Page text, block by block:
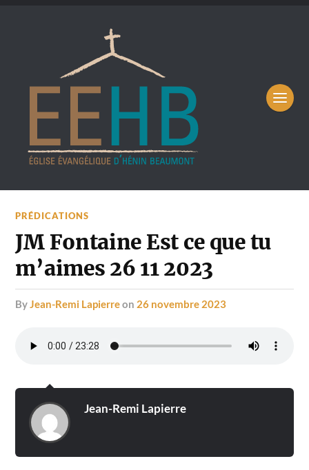
PRÉDICATIONS
JM Fontaine Est ce que tu
m’aimes 26 11 2023
byJean-Remi Lapierreon 26 novembre 2023
Jean-Remi Lapierre